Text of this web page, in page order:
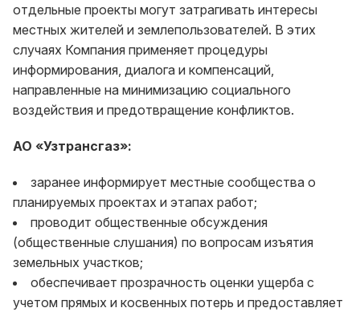
отдельные проекты могут затрагивать интересы
местных жителей и землепользователей. В этих
случаях Компания применяет процедуры
информирования, диалога и компенсаций,
направленные на минимизацию социального
воздействия и предотвращение конфликтов.
АО «Узтрансгаз»:
заранее информирует местные сообщества о
планируемых проектах и этапах работ;
проводит общественные обсуждения
(общественные слушания) по вопросам изъятия
земельных участков;
обеспечивает прозрачность оценки ущерба с
учетом прямых и косвенных потерь и предоставляет